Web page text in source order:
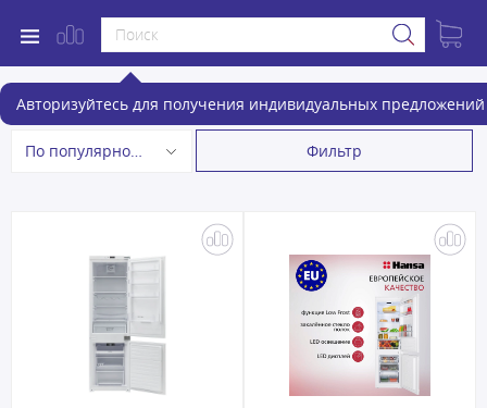
Авторизуйтесь для получения индивидуальных предложений
Встраиваемые холодильники
По популярности Фильтр